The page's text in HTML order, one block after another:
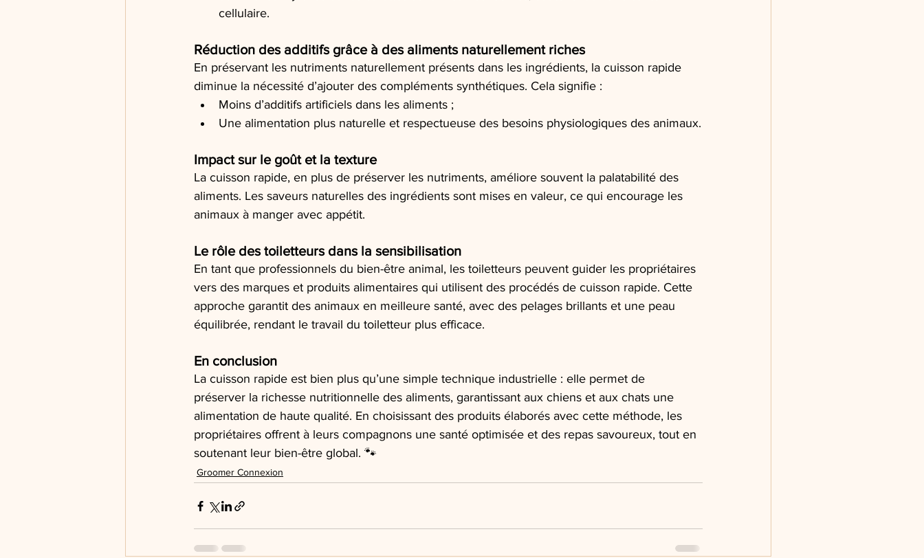
cellulaire.
Réduction des additifs grâce à des aliments naturellement riches
En préservant les nutriments naturellement présents dans les ingrédients, la cuisson rapide
diminue la nécessité d’ajouter des compléments synthétiques. Cela signifie :
Moins d’additifs artificiels dans les aliments ;
Une alimentation plus naturelle et respectueuse des besoins physiologiques des animaux.
Impact sur le goût et la texture
La cuisson rapide, en plus de préserver les nutriments, améliore souvent la palatabilité des
aliments. Les saveurs naturelles des ingrédients sont mises en valeur, ce qui encourage les
animaux à manger avec appétit.
Le rôle des toiletteurs dans la sensibilisation
En tant que professionnels du bien-être animal, les toiletteurs peuvent guider les propriétaires
vers des marques et produits alimentaires qui utilisent des procédés de cuisson rapide. Cette
approche garantit des animaux en meilleure santé, avec des pelages brillants et une peau
équilibrée, rendant le travail du toiletteur plus efficace.
En conclusion
La cuisson rapide est bien plus qu’une simple technique industrielle : elle permet de
préserver la richesse nutritionnelle des aliments, garantissant aux chiens et aux chats une
alimentation de haute qualité. En choisissant des produits élaborés avec cette méthode, les
propriétaires offrent à leurs compagnons une santé optimisée et des repas savoureux, tout en
soutenant leur bien-être global. 🐾
Groomer Connexion